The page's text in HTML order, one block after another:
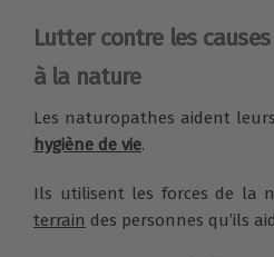
Lutter contre les
à la nature
Les naturopathes aident
hygiène de vie.
Ils utilisent les forces de la
terrain des personnes qu’ils